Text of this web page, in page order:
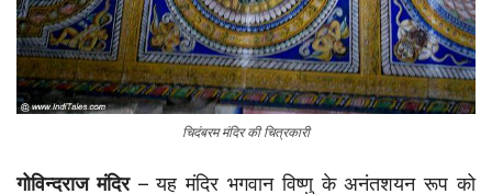
चिदंबरम मंदिर की चित्रकारी
गोविन्दराज मंदिर– यह मंदिर भगवान विष्णु के अनंतशयन रूप को